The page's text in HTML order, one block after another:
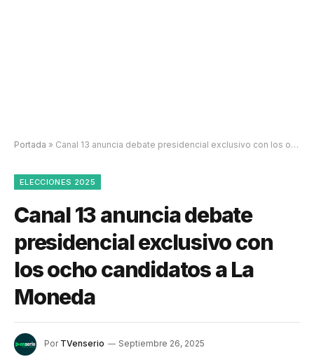
Portada » Canal 13 anuncia debate presidencial exclusivo con los ocho candidatos a La Moneda
ELECCIONES 2025
Canal 13 anuncia debate
presidencial exclusivo con
los ocho candidatos a La
Moneda
Por TVenserio
Septiembre 26, 2025